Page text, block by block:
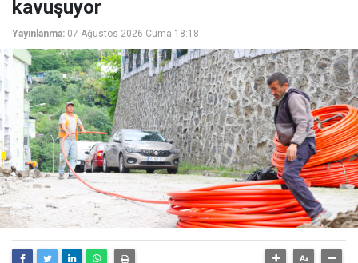
kavuşuyor
Yayınlanma: 07 Ağustos 2026 Cuma 18:18